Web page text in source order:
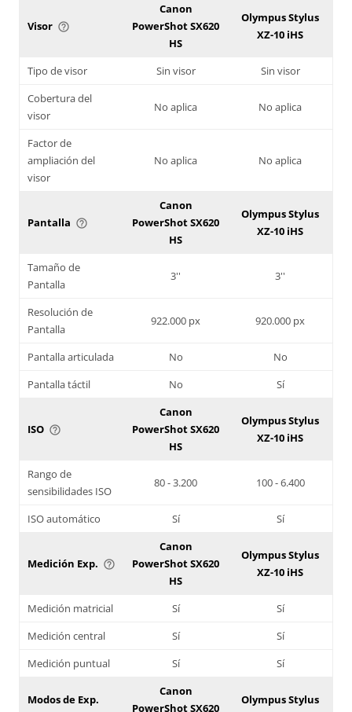
Visor help_outline
Canon
PowerShot SX620
HS
Olympus Stylus
XZ-10 iHS
Tipo de visor Sin visor
Sin visor
Cobertura del
visor
No aplica No aplica
Factor de
ampliación del
visor
No aplica No aplica
Pantalla help_outline
Canon
PowerShot SX620
HS
Olympus Stylus
XZ-10 iHS
Tamaño de
Pantalla
3'' 3''
Resolución de
Pantalla
922.000 px 920.000 px
Pantalla articulada No
No
Pantalla táctil
No Sí
ISO help_outline
Canon
PowerShot SX620
HS
Olympus Stylus
XZ-10 iHS
Rango de
sensibilidades ISO
80 - 3.200 100 - 6.400
ISO automático Sí Sí
Medición Exp. help_outline
Canon
PowerShot SX620
HS
Olympus Stylus
XZ-10 iHS
Medición matricial Sí
Sí
Medición central
Sí
Sí
Medición puntual
Sí Sí
Modos de Exp.
Canon
PowerShot SX620
Olympus Stylus